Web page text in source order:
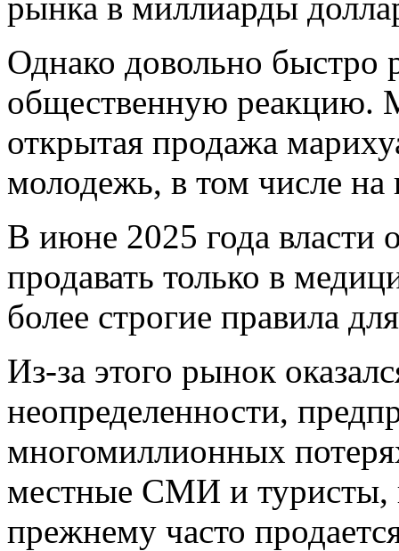
Однако довольно быстро
общественную реакцию.
открытая продажа
молодежь, в том числе на
В июне 2025 года власти
продавать только в
более строгие правила
Из-за этого рынок
неопределенности,
многомиллионных
местные СМИ и туристы,
прежнему часто